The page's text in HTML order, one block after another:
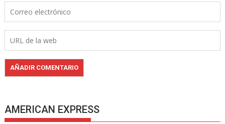
AMERICAN EXPRESS